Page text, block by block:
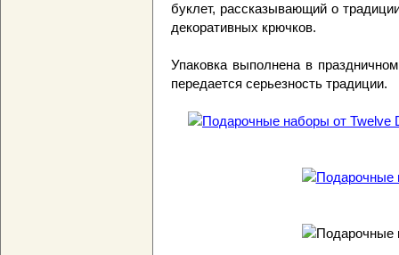
буклет, рассказывающий о
декоративных крючков.
Упаковка выполнена в
передается серьезность традиции.